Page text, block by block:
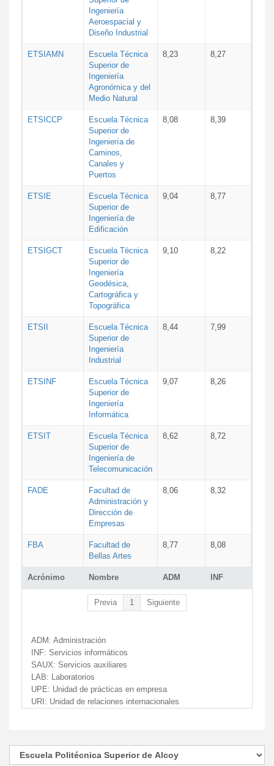
Acrónimo Nombre ADM INF
Ingeniería
Aeroespacial y
Diseño Industrial
ETSIAMN
Escuela Técnica
Superior de
Ingeniería
Agronómica y del
Medio Natural
8,23 8,27
ETSICCP
Escuela Técnica
Superior de
Ingeniería de
Caminos,
Canales y
Puertos
8,08 8,39
ETSIE
Escuela Técnica
Superior de
Ingeniería de
Edificación
9,04 8,77
ETSIGCT
Escuela Técnica
Superior de
Ingeniería
Geodésica,
Cartográfica y
Topográfica
9,10 8,22
ETSII
Escuela Técnica
Superior de
Ingeniería
Industrial
8,44 7,99
ETSINF
Escuela Técnica
Superior de
Ingeniería
Informática
9,07 8,26
ETSIT
Escuela Técnica
Superior de
Ingeniería de
Telecomunicación
8,62 8,72
FADE
Facultad de
Administración y
Dirección de
Empresas
8,06 8,32
FBA
Facultad de
Bellas Artes
8,77 8,08
Previa 1 Siguiente
ADM: Administración
INF: Servicios informáticos
SAUX: Servicios auxiliares
LAB: Laboratorios
UPE: Unidad de prácticas en empresa
URI: Unidad de relaciones internacionales